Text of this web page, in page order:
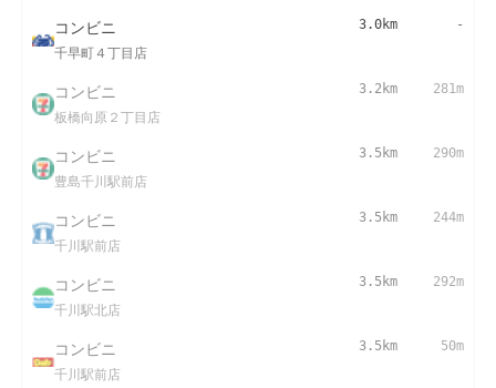
コンビニ
千早町４丁目店
3.0km -
コンビニ
板橋向原２丁目店
3.2km 281m
コンビニ
豊島千川駅前店
3.5km 290m
コンビニ
千川駅前店
3.5km 244m
コンビニ
千川駅北店
3.5km 292m
コンビニ
千川駅前店
3.5km 50m